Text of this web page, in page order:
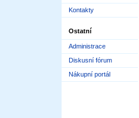
Kontakty
Ostatní
Administrace
Diskusní fórum
Nákupní portál